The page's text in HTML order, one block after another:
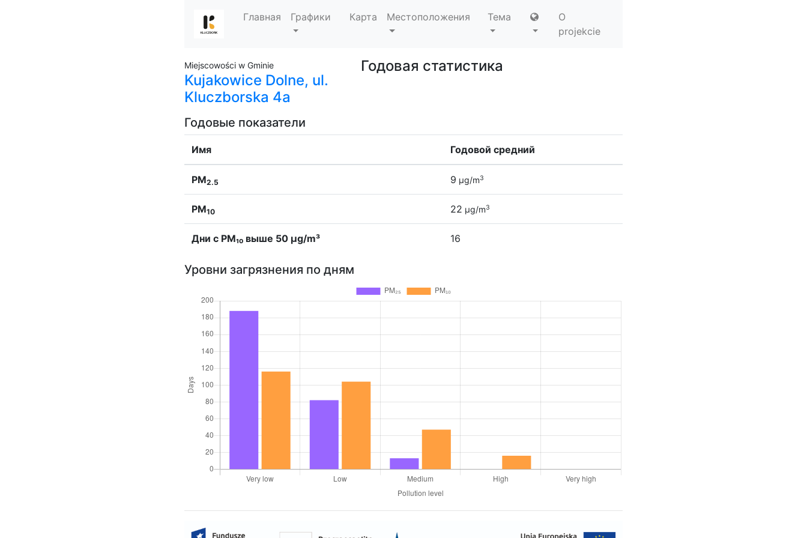
Главная Графики Карта Местоположения Тема
O
projekcie
Miejscowości w Gminie
Kujakowice Dolne, ul.
Kluczborska 4a
Годовая статистика
Годовые показатели
Имя Годовой средний
PM2.5 9 µg/m3
PM10 22 µg/m3
Дни с PM₁₀ выше 50 µg/m³ 16
Уровни загрязнения по дням